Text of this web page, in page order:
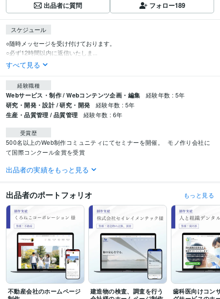
出品者に質問 フォロー189
スケジュール
○随時メッセージを受け付けております。
○必ず12時間以内に返信いたしま...
すべて見る
経験職種
Webサービス・制作 / Webコンテンツ企画・編集 経験年数 : 5年
研究・開発・設計 / 研究・開発 経験年数 : 5年
生産・品質管理 / 品質管理 経験年数 : 6年
受賞歴
500名以上のWeb制作コミュニティにてセミナーを開催。
モノ作り会社に
て国際コンクール金賞を受賞
資格・検定
TOEIC
プログラミング言語・フレームワーク
CSS:5年HTML:5年Sass:5年
ビジネス・クリエイティブツール
STUDIO:1年WordPress:5年 Excel:8年
Google スプレッドシート:8年
Google ドキュメント:8年Keynote:8年Numbers:8年Pages:8年
PowerPoint:10年Word:10年
得意分野
Web制作・HP作成・EC構築 ワードプレスを使用したホームページ制作
出品者の実績をもっと見る
出品者のポートフォリオ もっと見る
不動産会社のホームページ
建造物の検査、調査を行う
歯科医向けコン